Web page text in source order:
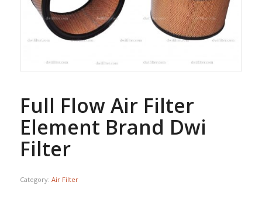
Full Flow Air Filter
Element Brand Dwi
Filter
Category: Air Filter